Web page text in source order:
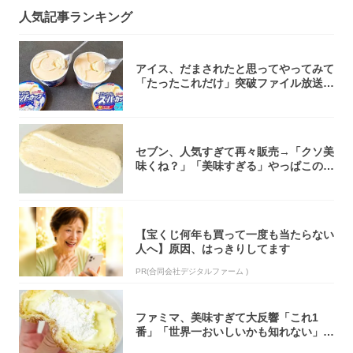
人気記事ランキング
アイス、だまされたと思ってやってみて
「たったこれだけ」突破ファイル放送で
セブン、人気すぎて再々販売→「クソ美
味くね？」「美味すぎる」やっぱこのク
【宝くじ何年も買って一度も当たらない
人へ】原因、はっきりしてます
PR(合同会社デジタルファーム )
ファミマ、美味すぎて大反響「これ1
番」「世界一おいしいかも知れない」